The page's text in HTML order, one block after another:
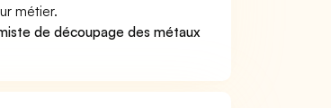
métier.
de découpage des métaux